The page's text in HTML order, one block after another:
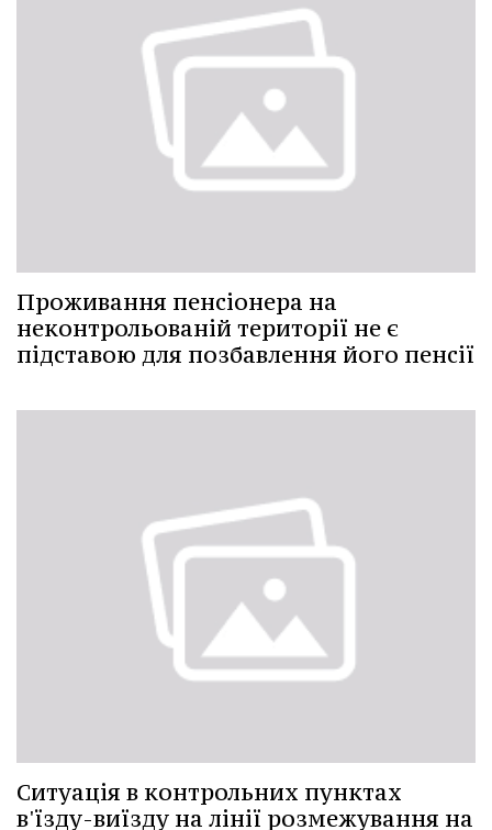
Проживання пенсіонера на
неконтрольованій території не є
підставою для позбавлення його пенсії
Ситуація в контрольних пунктах
в'їзду-виїзду на лінії розмежування на